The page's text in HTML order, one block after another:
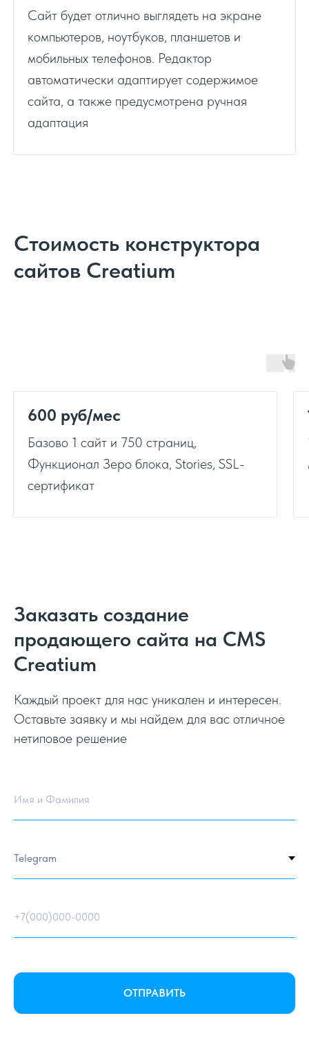
Сайт будет отлично выглядеть на экране
компьютеров, ноутбуков, планшетов и
мобильных телефонов. Редактор
автоматически адаптирует содержимое
сайта, а также предусмотрена ручная
адаптация
Стоимость конструктора
сайтов Creatium
600 руб/мес
Базово 1 сайт и 750 страниц,
Функционал Зеро блока, Stories, SSL-
сертификат
Заказать создание
продающего сайта на CMS
Creatium
Каждый проект для нас уникален и интересен.
Оставьте заявку и мы найдем для вас отличное
нетиповое решение
Имя и Фамилия
+7(000)000-0000
ОТПРАВИТЬ